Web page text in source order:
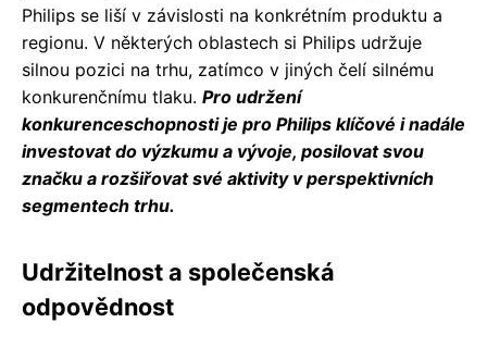
Philips se liší v závislosti na konkrétním produktu a
regionu. V některých oblastech si Philips udržuje
silnou pozici na trhu, zatímco v jiných čelí silnému
konkurenčnímu tlaku. Pro udržení
konkurenceschopnosti je pro Philips klíčové i nadále
investovat do výzkumu a vývoje, posilovat svou
značku a rozšiřovat své aktivity v perspektivních
segmentech trhu.
Udržitelnost a společenská
odpovědnost